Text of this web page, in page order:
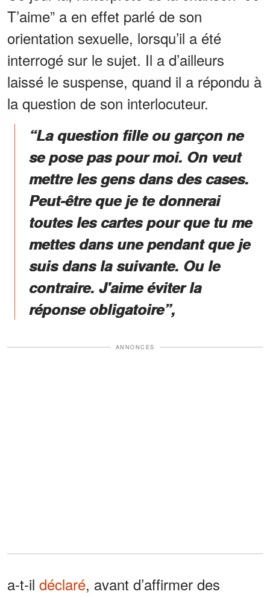
T’aime” a en effet parlé de son
orientation sexuelle, lorsqu’il a été
interrogé sur le sujet. Il a d’ailleurs
laissé le suspense, quand il a répondu à
la question de son interlocuteur.
“La question fille ou garçon ne
se pose pas pour moi. On veut
mettre les gens dans des cases.
Peut-être que je te donnerai
toutes les cartes pour que tu me
mettes dans une pendant que je
suis dans la suivante. Ou le
contraire. J'aime éviter la
réponse obligatoire”,
ANNONCES
a-t-il déclaré, avant d’affirmer des